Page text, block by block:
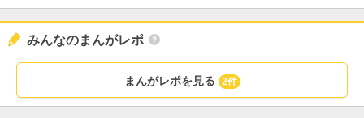
みんなのまんがレポ
まんがレポを見る 2件